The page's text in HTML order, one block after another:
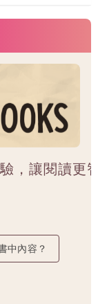
，讓閱讀更
中內容？